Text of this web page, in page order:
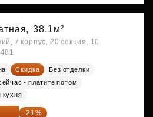
38.1м²
7 корпус, 20 секция, 10
Скидка
Без отделки
- платите потом
кухня
-21%